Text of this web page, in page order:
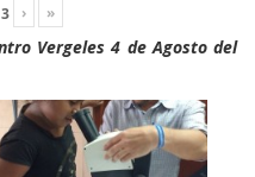
3 › »
Vergeles 4 de Agosto del